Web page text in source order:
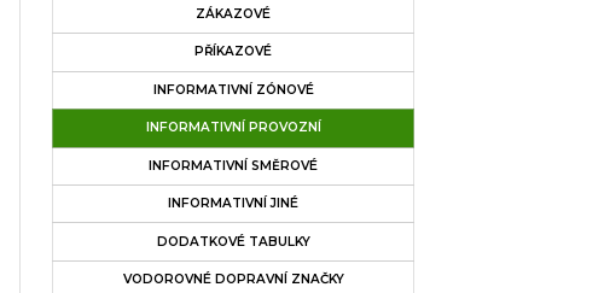
ZÁKAZOVÉ
PŘÍKAZOVÉ
INFORMATIVNÍ ZÓNOVÉ
INFORMATIVNÍ PROVOZNÍ
INFORMATIVNÍ SMĚROVÉ
INFORMATIVNÍ JINÉ
DODATKOVÉ TABULKY
VODOROVNÉ DOPRAVNÍ ZNAČKY